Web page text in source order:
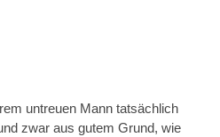
untreuen Mann tatsächlich
zwar aus gutem Grund, wie